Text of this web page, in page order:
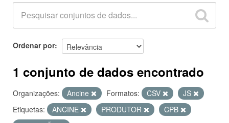
GRUPOS
SOBRE
Ordenar por
1 conjunto de dados encontrado
Organizações: Ancine Formatos: CSV
JS
Etiquetas:
ANCINE PRODUTOR
CPB